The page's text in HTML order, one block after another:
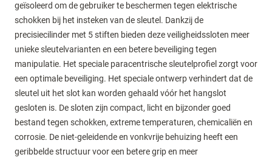
geïsoleerd om de gebruiker te beschermen tegen elektrische
schokken bij het insteken van de sleutel. Dankzij de
precisiecilinder met 5 stiften bieden deze veiligheidssloten meer
unieke sleutelvarianten en een betere beveiliging tegen
manipulatie. Het speciale paracentrische sleutelprofiel zorgt voor
een optimale beveiliging. Het speciale ontwerp verhindert dat de
sleutel uit het slot kan worden gehaald vóór het hangslot
gesloten is. De sloten zijn compact, licht en bijzonder goed
bestand tegen schokken, extreme temperaturen, chemicaliën en
corrosie. De niet-geleidende en vonkvrije behuizing heeft een
geribbelde structuur voor een betere grip en meer